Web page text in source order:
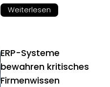
Weiterlesen
ERP-Systeme
bewahren kritisches
Firmenwissen